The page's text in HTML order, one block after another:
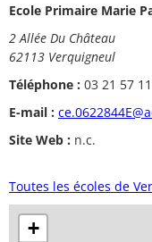
Ecole Primaire Marie
2 Allée Du Château
62113 Verquigneul
Téléphone : 03 21 57
E-mail :
Site Web : n.c.
Toutes les écoles de
+